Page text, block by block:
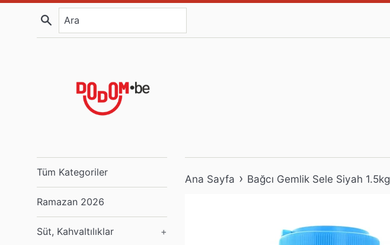
Ara
Tüm Kategoriler
Ramazan 2026
Süt, Kahvaltılıklar +
Ana Sayfa › Bağcı Gemlik Sele Siyah 1.5kg